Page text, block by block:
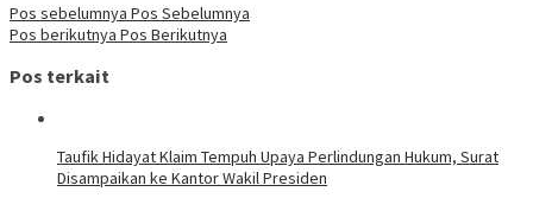
Pos sebelumnya Pos Sebelumnya
Pos berikutnya Pos Berikutnya
Pos terkait
Taufik Hidayat Klaim Tempuh Upaya Perlindungan Hukum, Surat
Disampaikan ke Kantor Wakil Presiden